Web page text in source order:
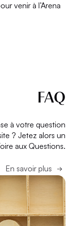
venir à l’Arena
FAQ
à votre question
? Jetez alors un
aux Questions.
En savoir plus